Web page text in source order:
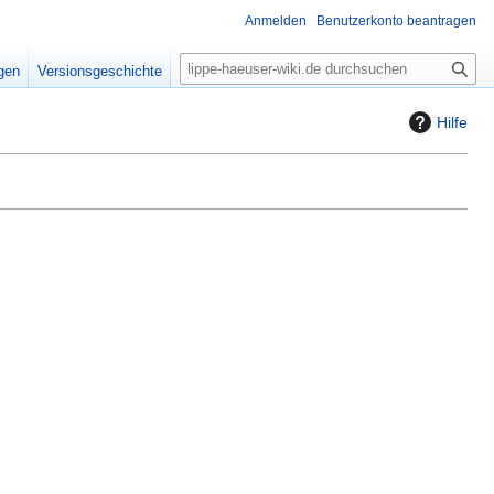
Hilfe
Anmelden Benutzerkonto beantragen
Versionsgeschichte
S
u
e